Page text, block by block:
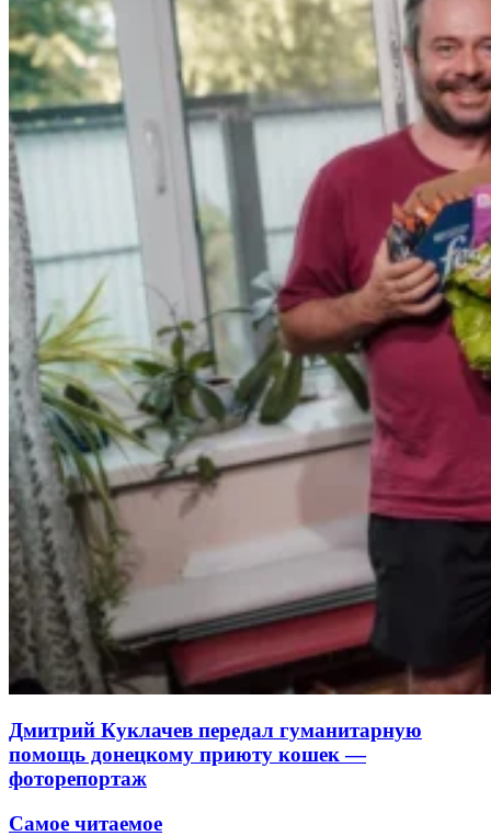
Дмитрий Куклачев передал гуманитарную
помощь донецкому приюту кошек —
фоторепортаж
Самое читаемое